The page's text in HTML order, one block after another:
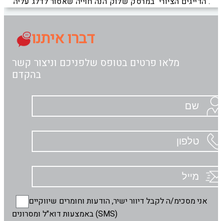
דברו איתנו
מלאו פרטים בטופס שלפניכם וניצור קשר
בהקדם
אני מסכימ/ה לקבל דיוור ישיר, הודעות וחומרים שיווקיים
באמצעות דוא"ל ומסרונים (SMS)